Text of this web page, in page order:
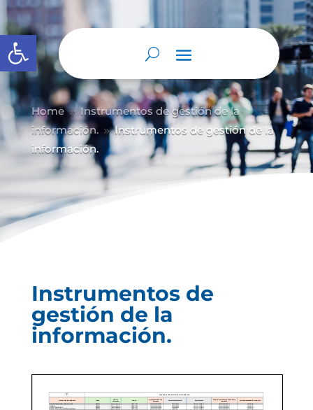
Abrir barra de herramientas
Home 9 Instrumentos de gestión de la
información. 9 Instrumentos de gestión de la
información.
Instrumentos de
gestión de la
información.